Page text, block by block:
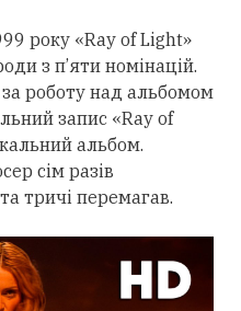
року «Ray of Light»
з п’яти номінацій.
за роботу над альбомом
запис «Ray of
альбом.
сім разів
тричі перемагав.